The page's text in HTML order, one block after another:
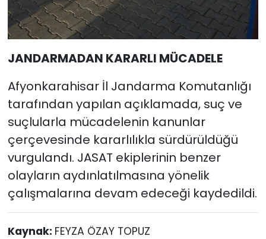
JANDARMADAN KARARLI MÜCADELE
Afyonkarahisar İl Jandarma Komutanlığı
tarafından yapılan açıklamada, suç ve
suçlularla mücadelenin kanunlar
çerçevesinde kararlılıkla sürdürüldüğü
vurgulandı. JASAT ekiplerinin benzer
olayların aydınlatılmasına yönelik
çalışmalarına devam edeceği kaydedildi.
Kaynak: FEYZA ÖZAY TOPUZ